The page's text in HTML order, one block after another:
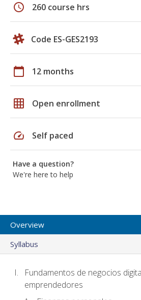
schedule 260 course hrs
Code ES-GES2193
calendar_today 12 months
grid_on Open enrollment
speed Self paced
Have a question?
We're here to help
Overview
Syllabus
Fundamentos de negocios
emprendedores